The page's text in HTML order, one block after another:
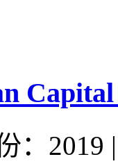
Capital
：2019 |